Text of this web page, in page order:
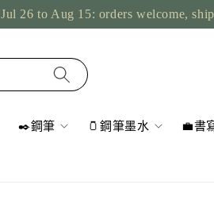
Jul 26 to Aug 15: orders welcome,
✒️鋼筆 🫙鋼筆墨水 💼書